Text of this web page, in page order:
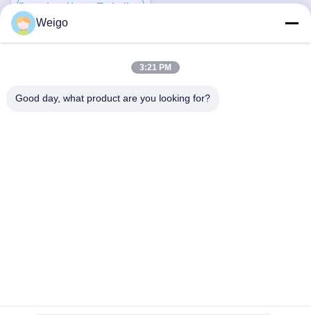
Dapatkan Harga Terbaik
Weigo
3:21 PM
Good day, what product are you looking for?